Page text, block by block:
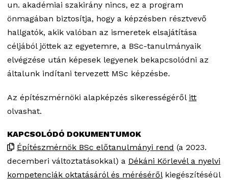
un. akadémiai szakirány nincs, ez a program
önmagában biztosítja, hogy a képzésben résztvevő
hallgatók, akik valóban az ismeretek elsajátítása
céljából jöttek az egyetemre, a BSc-tanulmányaik
elvégzése után képesek legyenek bekapcsolódni az
általunk indítani tervezett MSc képzésbe.
Az építészmérnöki alapképzés sikerességéről itt
olvashat.
KAPCSOLÓDÓ DOKUMENTUMOK
Építészmérnök BSc előtanulmányi rend (a 2023.
decemberi változtatásokkal) a Dékáni Körlevél a nyelvi
kompetenciák oktatásáról és mérésérőlkiegészítéséül